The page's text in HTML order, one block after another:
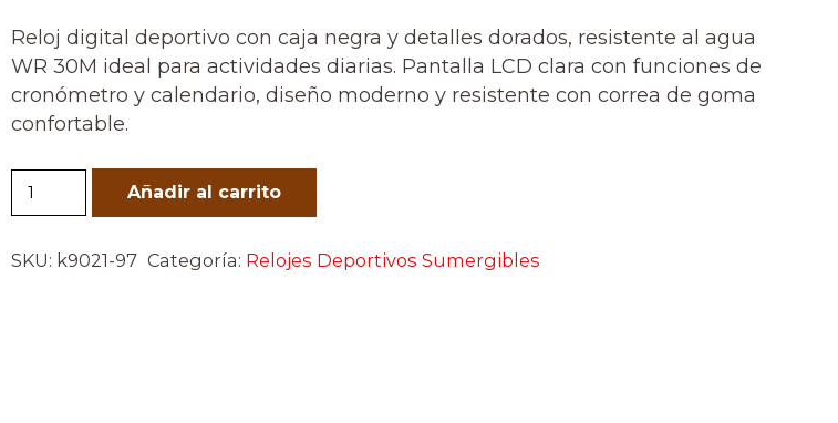
Reloj digital deportivo con caja negra y detalles dorados, resistente al agua
WR 30M ideal para actividades diarias. Pantalla LCD clara con funciones de
cronómetro y calendario, diseño moderno y resistente con correa de goma
confortable.
Reloj
Digital
Negro
Añadir al carrito
SKU: k9021-97 Categoría: Relojes Deportivos Sumergibles